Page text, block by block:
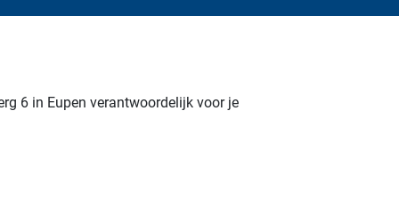
6 in Eupen verantwoordelijk voor je